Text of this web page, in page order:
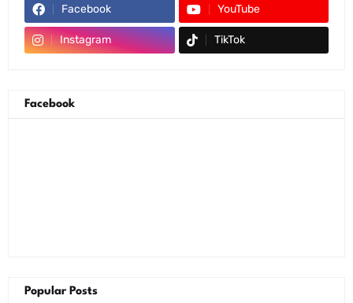
Facebook YouTube
Instagram TikTok
Facebook
Popular Posts